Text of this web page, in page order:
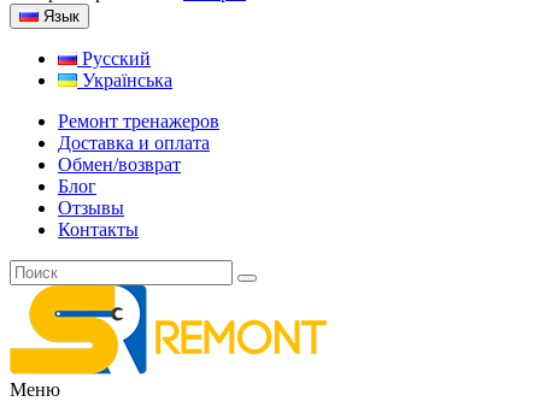
Язык
Русский
Українська
Ремонт тренажеров
Доставка и оплата
Обмен/возврат
Блог
Отзывы
Контакты
Меню